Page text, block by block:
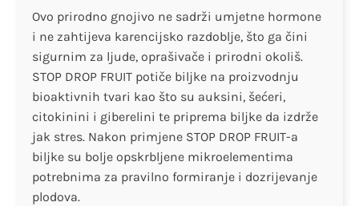
Ovo prirodno gnojivo ne sadrži umjetne hormone
i ne zahtijeva karencijsko razdoblje, što ga čini
sigurnim za ljude, oprašivače i prirodni okoliš.
STOP DROP FRUIT potiče biljke na proizvodnju
bioaktivnih tvari kao što su auksini, šećeri,
citokinini i giberelini te priprema biljke da izdrže
jak stres. Nakon primjene STOP DROP FRUIT-a
biljke su bolje opskrbljene mikroelementima
potrebnima za pravilno formiranje i dozrijevanje
plodova.